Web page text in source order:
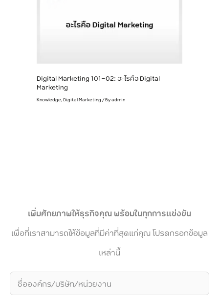
Digital Marketing 101-02: อะไรคือ Digital
Marketing
Knowledge,Digital Marketing / Byadmin
เพิ่มศักยภาพให้ธุรกิจคุณ พร้อมในทุกการแข่งขัน
เพื่อที่เราสามารถให้ข้อมูลที่มีค่าที่สุดแก่คุณ โปรดกรอกข้อมูล
เหล่านี้